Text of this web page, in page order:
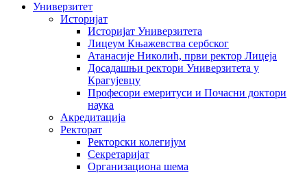
Универзитет
Историјат
Историјат Универзитета
Лицеум Књажевства сербског
Атанасије Николић, први ректор Лицеја
Досадашњи ректори Универзитета у
Крагујевцу
Професори емеритуси и Почасни доктори
наука
Акредитација
Ректорат
Ректорски колегијум
Секретаријат
Организациона шема